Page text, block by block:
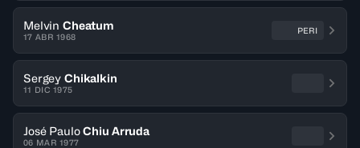
Melvin Cheatum
17 ABR 1968
PERI
Sergey Chikalkin
11 DIC 1975
José Paulo Chiu Arruda
06 MAR 1977